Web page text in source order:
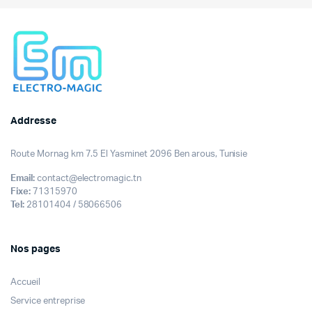
Addresse
Route Mornag km 7.5 El Yasminet 2096 Ben arous, Tunisie
Email:contact@electromagic.tn
Fixe:71315970
Tel:28101404 / 58066506
Nos pages
Accueil
Service entreprise